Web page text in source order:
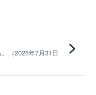
（2026年7月31日